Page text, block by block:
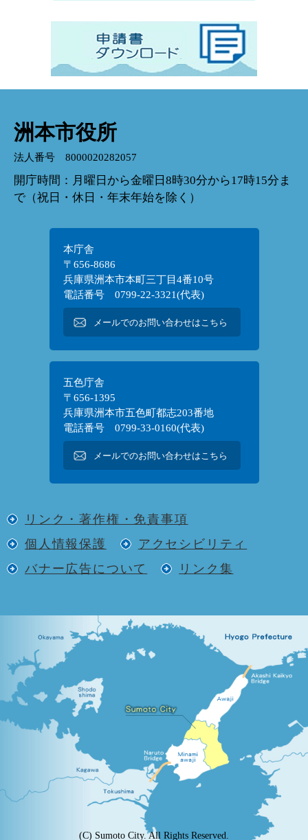
洲本市役所
法人番号 8000020282057
開庁時間：月曜日から金曜日8時30分から17時15分ま
で（祝日・休日・年末年始を除く）
本庁舎
〒656-8686
兵庫県洲本市本町三丁目4番10号
電話番号 0799-22-3321(代表)
メールでのお問い合わせはこちら
五色庁舎
〒656-1395
兵庫県洲本市五色町都志203番地
電話番号 0799-33-0160(代表)
メールでのお問い合わせはこちら
リンク・著作権・免責事項
個人情報保護
アクセシビリティ
バナー広告について
リンク集
(C) Sumoto City. All Rights Reserved.